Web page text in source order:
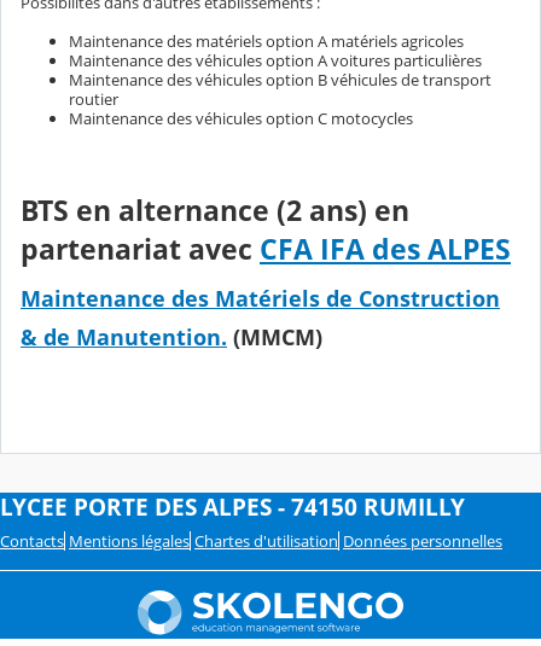
Maintenance des matériels option A matériels agricoles
Maintenance des véhicules option A voitures particulières
Maintenance des véhicules option B véhicules de transport
routier
Maintenance des véhicules option C motocycles
BTS en alternance (2 ans) en
partenariat avec CFA IFA des ALPES
Maintenance des Matériels de Construction
& de Manutention. (MMCM)
LYCEE PORTE DES ALPES - 74150 RUMILLY
Contacts Mentions légales Chartes d'utilisation Données personnelles